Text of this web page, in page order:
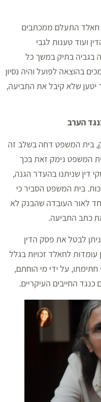
חאלד התעלם ממכתבים
ועוד טענות לגבי
בגביה בתיק במשך כל
בהוצאה לפועל והיה נסיון
יטען שלא קיבל את התביעה,
הערב
בית המשפט דחה בשלב זה
המשפט נימק זאת בכך
דין שניתנו בהעדר הגנה,
בית המשפט הסביר כי
לאור העובדה שהבנק לא
כתב התביעה.
לבטל את פסק הדין
לחאלד זכויות בגלל
חתימתו, על ידי מי הוחתם,
כנגד החייבים העיקריים.